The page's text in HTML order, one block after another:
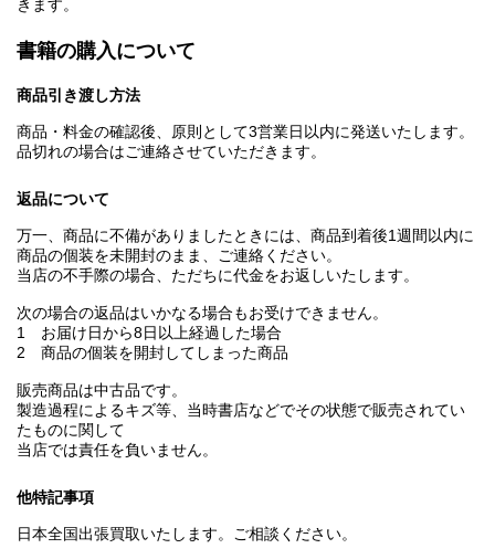
きます。
書籍の購入について
商品引き渡し方法
商品・料金の確認後、原則として3営業日以内に発送いたします。
品切れの場合はご連絡させていただきます。
返品について
万一、商品に不備がありましたときには、商品到着後1週間以内に
商品の個装を未開封のまま、ご連絡ください。
当店の不手際の場合、ただちに代金をお返しいたします。
次の場合の返品はいかなる場合もお受けできません。
1 お届け日から8日以上経過した場合
2 商品の個装を開封してしまった商品
販売商品は中古品です。
製造過程によるキズ等、当時書店などでその状態で販売されてい
たものに関して
当店では責任を負いません。
他特記事項
日本全国出張買取いたします。ご相談ください。